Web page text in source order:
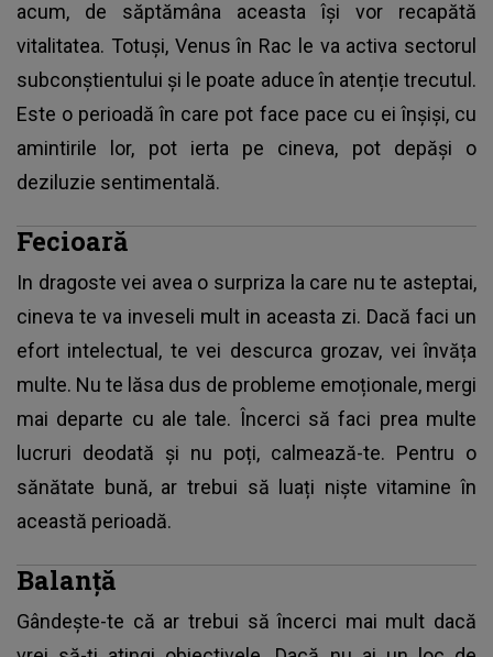
acum, de săptămâna aceasta își vor recapătă
vitalitatea. Totuși, Venus în Rac le va activa sectorul
subconștientului și le poate aduce în atenție trecutul.
Este o perioadă în care pot face pace cu ei înșiși, cu
amintirile lor, pot ierta pe cineva, pot depăși o
deziluzie sentimentală.
Fecioară
In dragoste vei avea o surpriza la care nu te asteptai,
cineva te va inveseli mult in aceasta zi. Dacă faci un
efort intelectual, te vei descurca grozav, vei învăța
multe. Nu te lăsa dus de probleme emoționale, mergi
mai departe cu ale tale. Încerci să faci prea multe
lucruri deodată și nu poți, calmează-te. Pentru o
sănătate bună, ar trebui să luați niște vitamine în
această perioadă.
Balanță
Gândește-te că ar trebui să încerci mai mult dacă